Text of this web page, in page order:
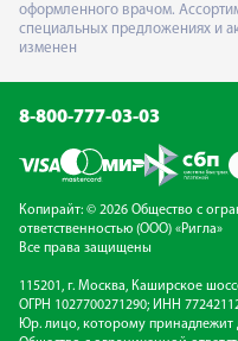
оформленного врачом.
специальных предложениях и
изменен
8-800-777-03-03
Копирайт: © 2026 Общество с
ответственностью (ООО) «Ригла»
Все права защищены
115201, г. Москва, Каширское
ОГРН 1027700271290; ИНН
Юр. лицо, которому принадлежит